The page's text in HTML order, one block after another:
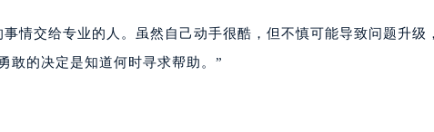
情交给专业的人。虽然自己动手很酷，但不慎可能导致问题升级
敢的决定是知道何时寻求帮助。”